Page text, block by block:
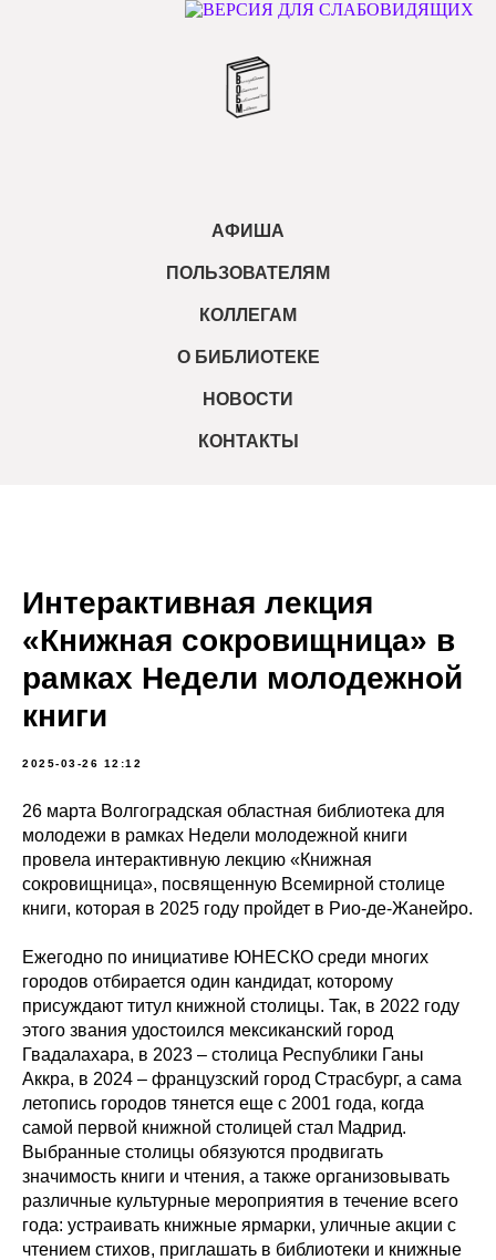
АФИША
ПОЛЬЗОВАТЕЛЯМ
КОЛЛЕГАМ
О БИБЛИОТЕКЕ
НОВОСТИ
КОНТАКТЫ
Интерактивная лекция
«Книжная сокровищница» в
рамках Недели молодежной
книги
2025-03-26 12:12
26 марта Волгоградская областная библиотека для
молодежи в рамках Недели молодежной книги
провела интерактивную лекцию «Книжная
сокровищница», посвященную Всемирной столице
книги, которая в 2025 году пройдет в Рио-де-Жанейро.
Ежегодно по инициативе ЮНЕСКО среди многих
городов отбирается один кандидат, которому
присуждают титул книжной столицы. Так, в 2022 году
этого звания удостоился мексиканский город
Гвадалахара, в 2023 – столица Республики Ганы
Аккра, в 2024 – французский город Страсбург, а сама
летопись городов тянется еще с 2001 года, когда
самой первой книжной столицей стал Мадрид.
Выбранные столицы обязуются продвигать
значимость книги и чтения, а также организовывать
различные культурные мероприятия в течение всего
года: устраивать книжные ярмарки, уличные акции с
чтением стихов, приглашать в библиотеки и книжные